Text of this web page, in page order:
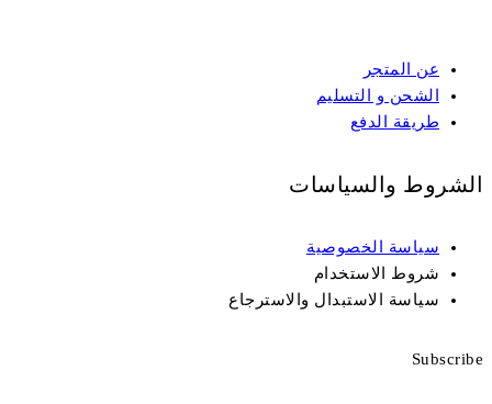
عن المتجر
الشحن و التسليم
طريقة الدفع
الشروط والسياسات
سياسة الخصوصية
شروط الاستخدام
سياسة الاستبدال والاسترجاع
Subscribe